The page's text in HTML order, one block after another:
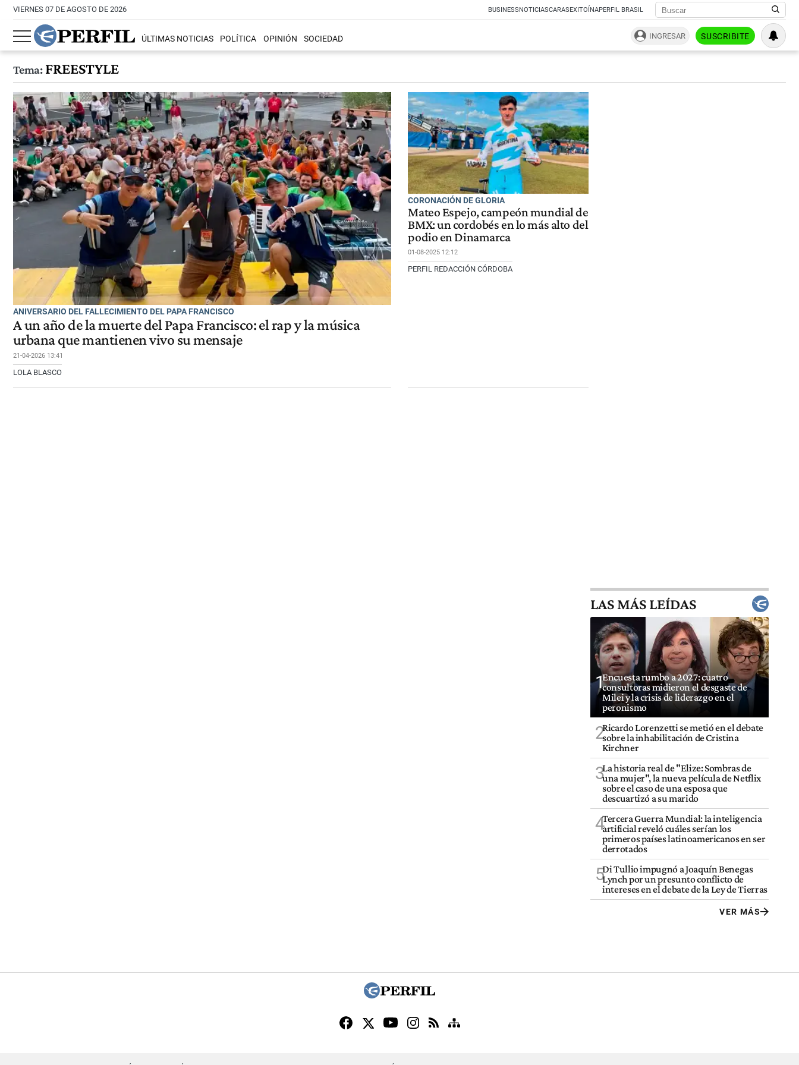
VIERNES 07 DE AGOSTO DE 2026 BUSINESSNOTICIASCARASEXITOÍNAPERFIL BRASIL
ÚLTIMAS NOTICIAS POLÍTICA OPINIÓN SOCIEDAD INGRESAR SUSCRIBITE
Tema:FREESTYLE
ANIVERSARIO DEL FALLECIMIENTO DEL PAPA FRANCISCO
A un año de la muerte del Papa Francisco: el rap y la música
urbana que mantienen vivo su mensaje
21-04-2026 13:41
LOLA BLASCO
CORONACIÓN DE GLORIA
Mateo Espejo, campeón mundial de
BMX: un cordobés en lo más alto del
podio en Dinamarca
01-08-2025 12:12
PERFIL REDACCIÓN CÓRDOBA
LAS MÁS LEÍDAS
1Encuesta rumbo a 2027: cuatro
consultoras midieron el desgaste de
Milei y la crisis de liderazgo en el
peronismo
2Ricardo Lorenzetti se metió en el debate
sobre la inhabilitación de Cristina
Kirchner
3La historia real de "Elize: Sombras de
una mujer", la nueva película de Netflix
sobre el caso de una esposa que
descuartizó a su marido
4Tercera Guerra Mundial: la inteligencia
artificial reveló cuáles serían los
primeros países latinoamericanos en ser
derrotados
5Di Tullio impugnó a Joaquín Benegas
Lynch por un presunto conflicto de
intereses en el debate de la Ley de Tierras
VER MÁS